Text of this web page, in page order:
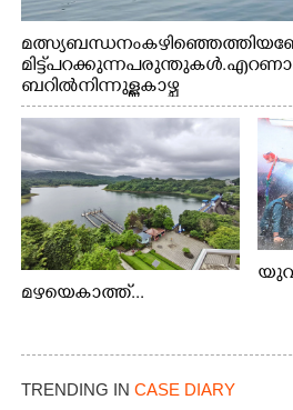
മത്സ്യബന്ധനം കഴിഞ്ഞെത്തിയ
മിട്ട് പറക്കുന്ന പരുന്തുകൾ.
ബറിൽ നിന്നുള്ള കാഴ്ച
മഴയെകാത്ത്...
TRENDING IN CASE DIARY